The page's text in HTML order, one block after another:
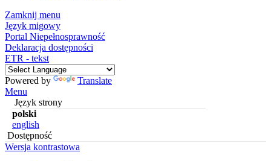
Zamknij menu
Język migowy
Portal Niepełnosprawność
Deklaracja dostępności
ETR - tekst
Powered by
Translate
Menu
Język strony
polski
english
Dostępność
Wersja kontrastowa